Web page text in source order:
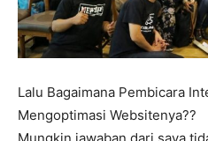
Lalu Bagaimana Pembicara
Mengoptimasi Websitenya??